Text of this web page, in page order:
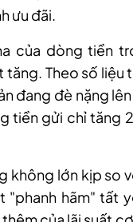
ưu đãi.
của dòng tiền
tăng. Theo số liệu
đang đè nặng
tiền gửi chỉ tăng
không lớn kịp so
"phanh hãm" tất